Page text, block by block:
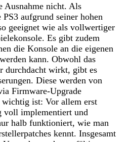
Ausnahme nicht. Als
aufgrund seiner hohen
geeignet wie als vollwertiger
Es gibt zudem
die Konsole an die eigenen
kann. Obwohl das
durchdacht wirkt, gibt es
Diese werden von
Firmware-Upgrade
ist: Vor allem erst
voll implementiert und
halb funktioniert, wie man
kennt. Insgesamt